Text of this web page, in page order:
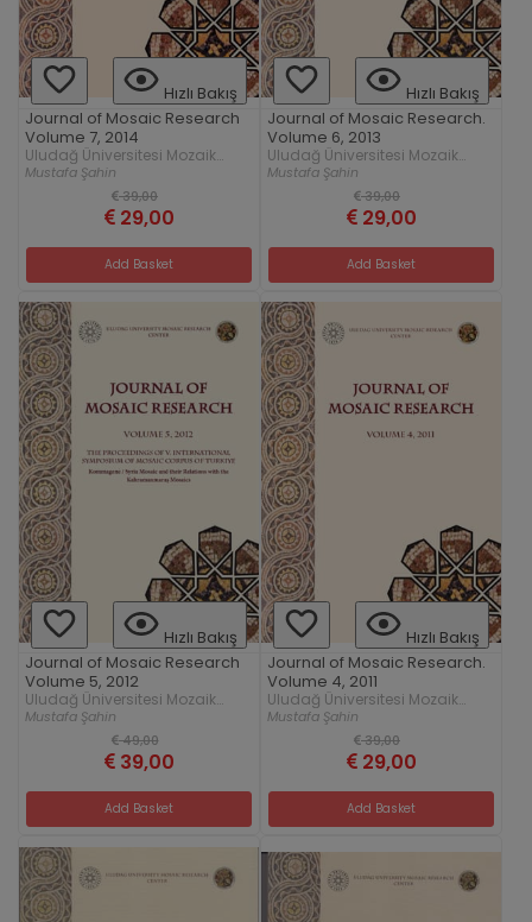
Hızlı Bakış
Journal of Mosaic Research
Volume 7, 2014
Uludağ Üniversitesi Mozaik
Araştırmaları Merkezi
Mustafa Şahin
39,00
29,00
Add Basket
Hızlı Bakış
Journal of Mosaic Research.
Volume 6, 2013
Uludağ Üniversitesi Mozaik
Araştırmaları Merkezi
Mustafa Şahin
39,00
29,00
Add Basket
Hızlı Bakış
Journal of Mosaic Research
Volume 5, 2012
Uludağ Üniversitesi Mozaik
Araştırmaları Merkezi
Mustafa Şahin
49,00
39,00
Add Basket
Hızlı Bakış
Journal of Mosaic Research.
Volume 4, 2011
Uludağ Üniversitesi Mozaik
Araştırmaları Merkezi
Mustafa Şahin
39,00
29,00
Add Basket